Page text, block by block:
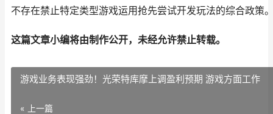
不存在禁止特定类型游戏运用抢先尝试开发玩法的综合政策
这篇文章小编将由制作公开，未经允许禁止转载。
游戏业务表现强劲！光荣特库摩上调盈利预期 游戏方面工作
« 上一篇